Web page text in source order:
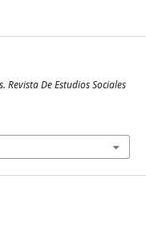
Revista De Estudios Sociales